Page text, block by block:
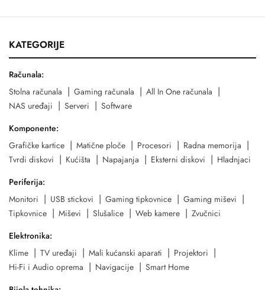
KATEGORIJE
Računala:
Stolna računala
Gaming računala
All In One računala
NAS uređaji
Serveri
Software
Komponente:
Grafičke kartice
Matične ploče Procesori
Radna memorija
Tvrdi diskovi
Kućišta Napajanja Eksterni diskovi
Hladnjaci
Periferija:
Monitori
USB stickovi Gaming tipkovnice
Gaming miševi
Tipkovnice
Miševi Slušalice Web kamere
Zvučnici
Elektronika:
Klime
TV uređaji Mali kućanski aparati
Projektori
Hi-Fi i Audio oprema
Navigacije
Smart Home